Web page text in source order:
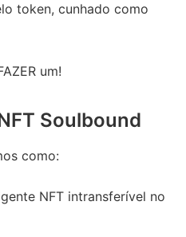
token, cunhado como
um!
Soulbound
como:
NFT intransferível no